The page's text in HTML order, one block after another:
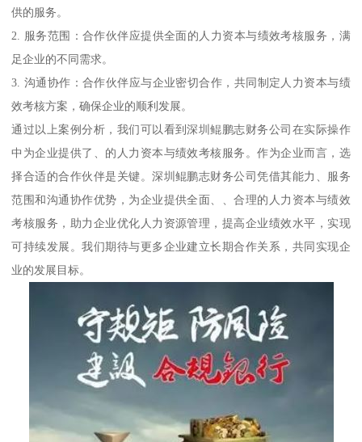
供的服务。
2. 服务范围：合作伙伴应提供全面的人力资本与绩效考核服务，满
足企业的不同需求。
3. 沟通协作：合作伙伴应与企业密切合作，共同制定人力资本与绩
效考核方案，确保企业的顺利发展。
通过以上案例分析，我们可以看到深圳鲲鹏志财务公司在实际操作
中为企业提供了、的人力资本与绩效考核服务。作为企业而言，选
择合适的合作伙伴是关键。深圳鲲鹏志财务公司凭借其能力、服务
范围和沟通协作优势，为企业提供全面、、合理的人力资本与绩效
考核服务，助力企业优化人力资源管理，提高企业绩效水平，实现
可持续发展。我们期待与更多企业建立长期合作关系，共同实现企
业的发展目标。